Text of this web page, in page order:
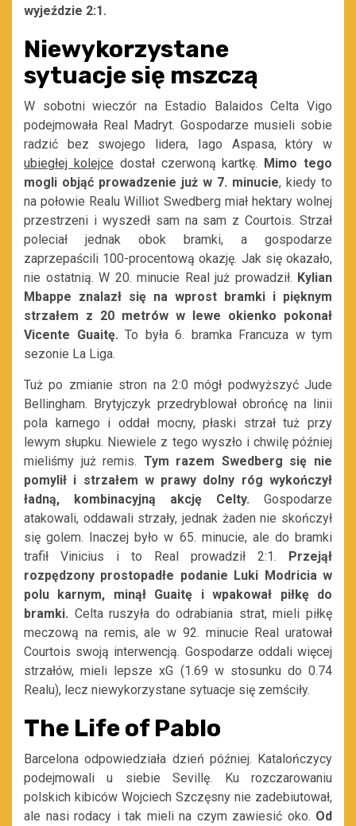
wyjeździe 2:1.
Niewykorzystane
sytuacje się mszczą
W sobotni wieczór na Estadio Balaidos Celta Vigo
podejmowała Real Madryt. Gospodarze musieli sobie
radzić bez swojego lidera, Iago Aspasa, który w
ubiegłej kolejce dostał czerwoną kartkę. Mimo tego
mogli objąć prowadzenie już w 7. minucie, kiedy to
na połowie Realu Williot Swedberg miał hektary wolnej
przestrzeni i wyszedł sam na sam z Courtois. Strzał
poleciał jednak obok bramki, a gospodarze
zaprzepaścili 100-procentową okazję. Jak się okazało,
nie ostatnią. W 20. minucie Real już prowadził. Kylian
Mbappe znalazł się na wprost bramki i pięknym
strzałem z 20 metrów w lewe okienko pokonał
Vicente Guaitę. To była 6. bramka Francuza w tym
sezonie La Liga.
Tuż po zmianie stron na 2:0 mógł podwyższyć Jude
Bellingham. Brytyjczyk przedryblował obrońcę na linii
pola karnego i oddał mocny, płaski strzał tuż przy
lewym słupku. Niewiele z tego wyszło i chwilę później
mieliśmy już remis. Tym razem Swedberg się nie
pomylił i strzałem w prawy dolny róg wykończył
ładną, kombinacyjną akcję Celty. Gospodarze
atakowali, oddawali strzały, jednak żaden nie skończył
się golem. Inaczej było w 65. minucie, ale do bramki
trafił Vinicius i to Real prowadził 2:1. Przejął
rozpędzony prostopadłe podanie Luki Modricia w
polu karnym, minął Guaitę i wpakował piłkę do
bramki. Celta ruszyła do odrabiania strat, mieli piłkę
meczową na remis, ale w 92. minucie Real uratował
Courtois swoją interwencją. Gospodarze oddali więcej
strzałów, mieli lepsze xG (1.69 w stosunku do 0.74
Realu), lecz niewykorzystane sytuacje się zemściły.
The Life of Pablo
Barcelona odpowiedziała dzień później. Katalończycy
podejmowali u siebie Sevillę. Ku rozczarowaniu
polskich kibiców Wojciech Szczęsny nie zadebiutował,
ale nasi rodacy i tak mieli na czym zawiesić oko. Od